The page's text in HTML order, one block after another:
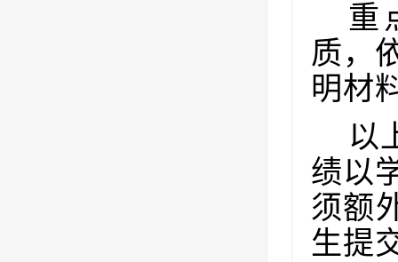
重
质，
明材
以
绩以
须额
生提